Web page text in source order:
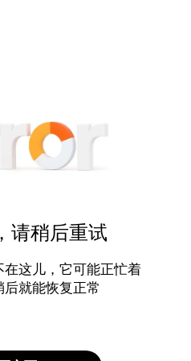
请稍后重试
这儿，它可能正忙着
后就能恢复正常